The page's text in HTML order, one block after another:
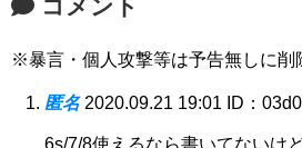
コメント
※暴言・個人攻撃等は予告無しに削
匿名 2020.09.21 19:01 ID：